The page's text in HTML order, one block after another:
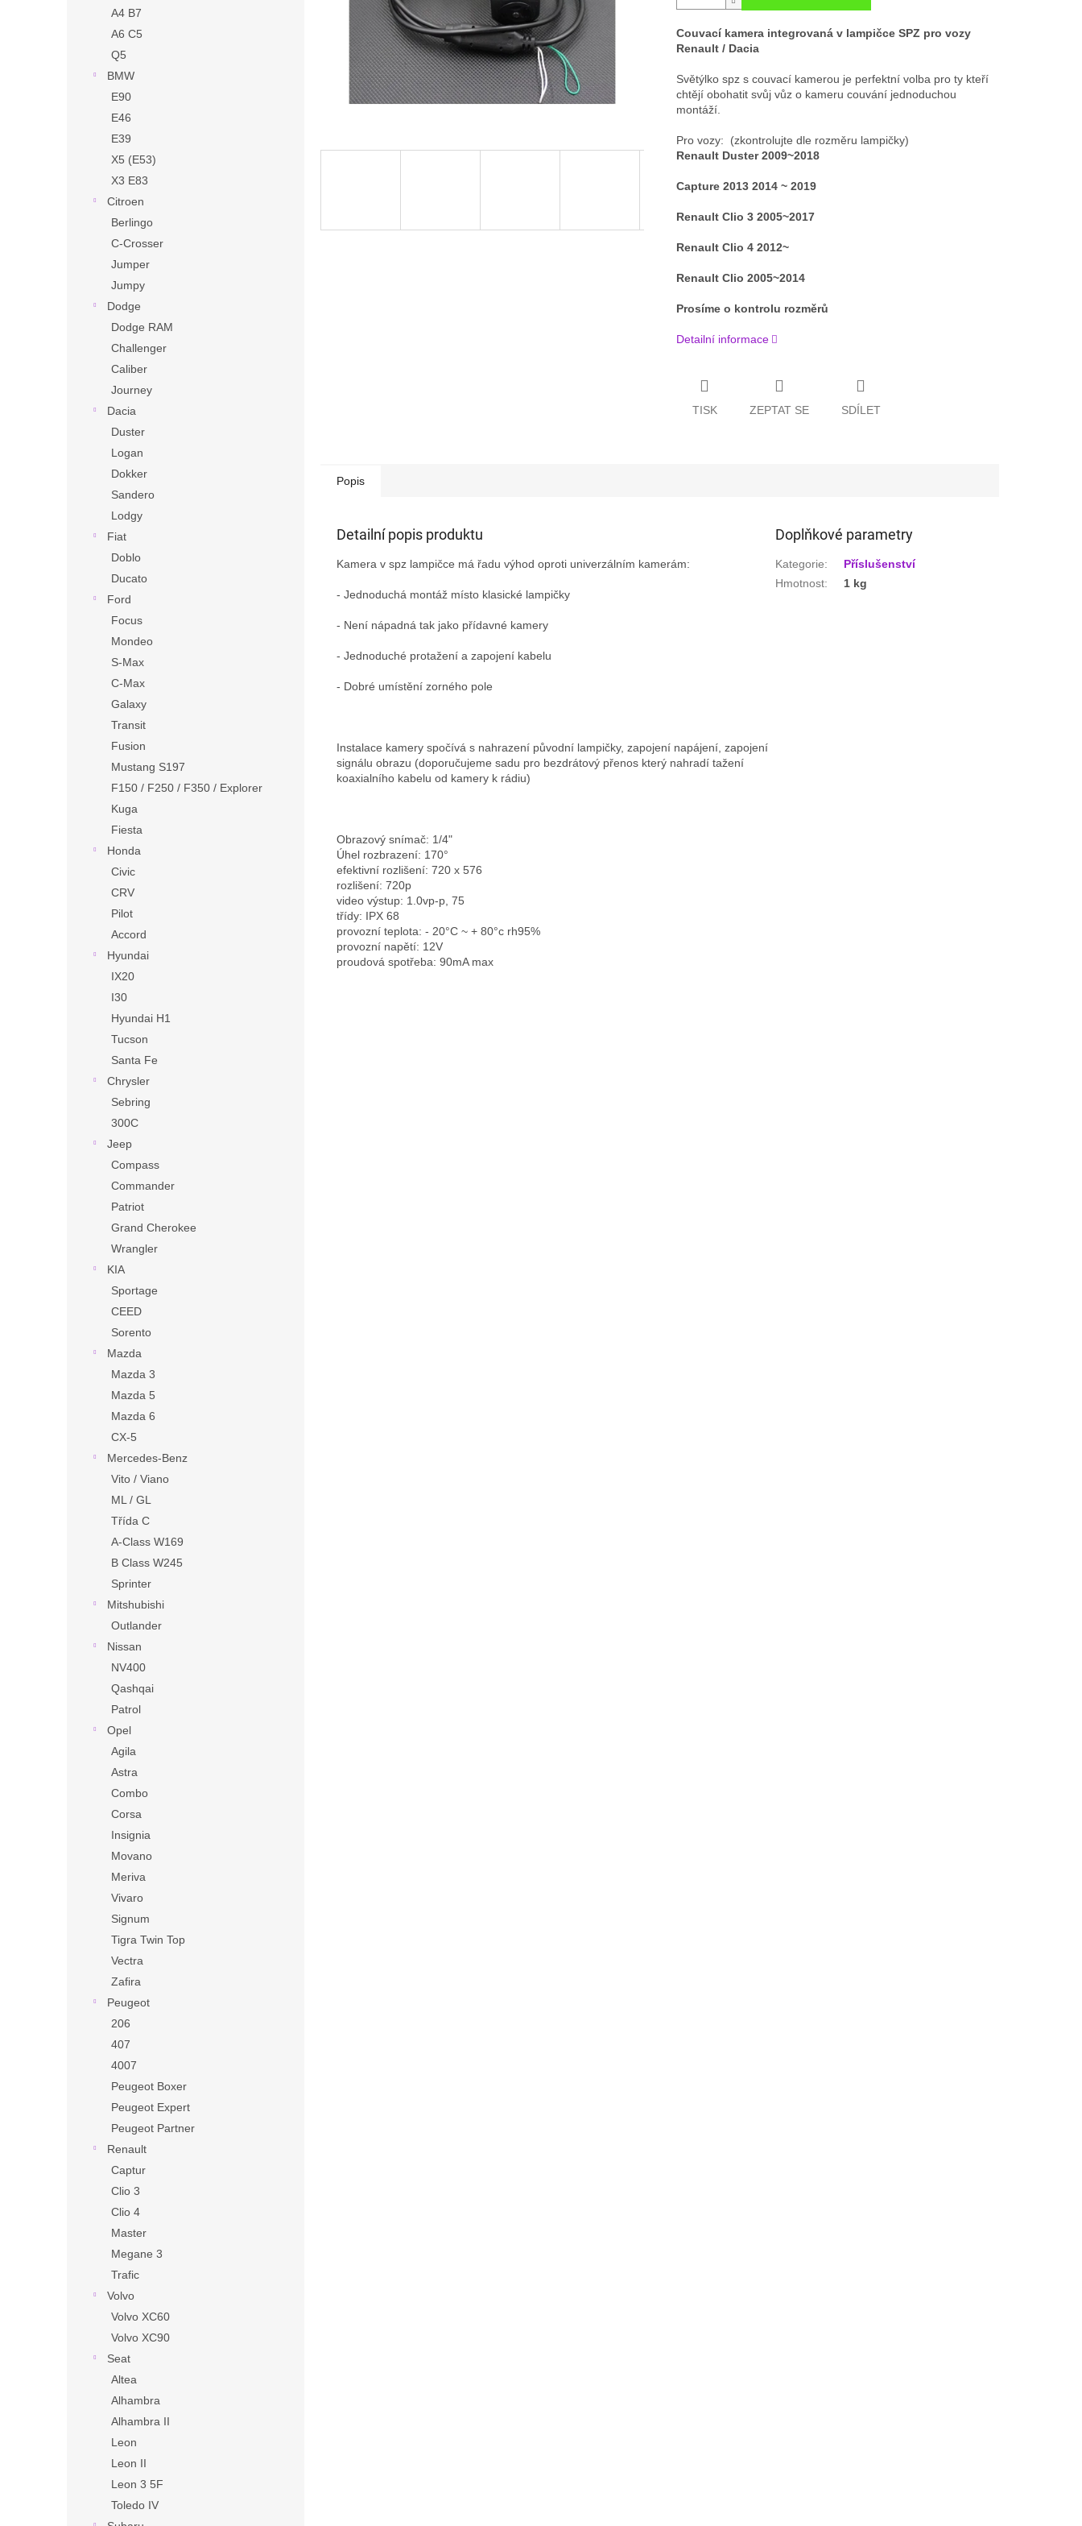
A4 B7
A6 C5
Q5
BMW
E90
E46
E39
X5 (E53)
X3 E83
Citroen
Berlingo
C-Crosser
Jumper
Jumpy
Dodge
Dodge RAM
Challenger
Caliber
Journey
Dacia
Duster
Logan
Dokker
Sandero
Lodgy
Fiat
Doblo
Ducato
Ford
Focus
Mondeo
S-Max
C-Max
Galaxy
Transit
Fusion
Mustang S197
F150 / F250 / F350 / Explorer
Kuga
Fiesta
Honda
Civic
CRV
Pilot
Accord
Hyundai
IX20
I30
Hyundai H1
Tucson
Santa Fe
Chrysler
Sebring
300C
Jeep
Compass
Commander
Patriot
Grand Cherokee
Wrangler
KIA
Sportage
CEED
Sorento
Mazda
Mazda 3
Mazda 5
Mazda 6
CX-5
Mercedes-Benz
Vito / Viano
ML / GL
Třída C
A-Class W169
B Class W245
Sprinter
Mitshubishi
Outlander
Nissan
NV400
Qashqai
Patrol
Opel
Agila
Astra
Combo
Corsa
Insignia
Movano
Meriva
Vivaro
Signum
Tigra Twin Top
Vectra
Zafira
Peugeot
206
407
4007
Peugeot Boxer
Peugeot Expert
Peugeot Partner
Renault
Captur
Clio 3
Clio 4
Master
Megane 3
Trafic
Volvo
Volvo XC60
Volvo XC90
Seat
Altea
Alhambra
Alhambra II
Leon
Leon II
Leon 3 5F
Toledo IV
Couvací kamera integrovaná v lampičce SPZ pro vozy
Renault / Dacia
Světýlko spz s couvací kamerou je perfektní volba pro ty kteří
chtějí obohatit svůj vůz o kameru couvání jednoduchou
montáží.
Pro vozy: (zkontrolujte dle rozměru lampičky)
Renault Duster 2009~2018
Capture 2013 2014 ~ 2019
Renault Clio 3 2005~2017
Renault Clio 4 2012~
Renault Clio 2005~2014
Prosíme o kontrolu rozměrů
Detailní informace
TISK ZEPTAT SE SDÍLET
Popis
Detailní popis produktu
Kamera v spz lampičce má řadu výhod oproti univerzálním kamerám:
- Jednoduchá montáž místo klasické lampičky
- Není nápadná tak jako přídavné kamery
- Jednoduché protažení a zapojení kabelu
- Dobré umístění zorného pole
Instalace kamery spočívá s nahrazení původní lampičky, zapojení napájení, zapojení
signálu obrazu (doporučujeme sadu pro bezdrátový přenos který nahradí tažení
koaxialního kabelu od kamery k rádiu)
Obrazový snímač: 1/4"
Úhel rozbrazení: 170°
efektivní rozlišení: 720 x 576
rozlišení: 720p
video výstup: 1.0vp-p, 75
třídy: IPX 68
provozní teplota: - 20°C ~ + 80°c rh95%
provozní napětí: 12V
proudová spotřeba: 90mA max
Doplňkové parametry
Kategorie:
Příslušenství
Hmotnost: 1 kg